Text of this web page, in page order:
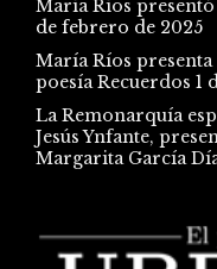
María Ríos
de febrero de 2025
María Ríos
poesía Recuerdos 1
La Remonarquía
Jesús Ynfante,
Margarita García